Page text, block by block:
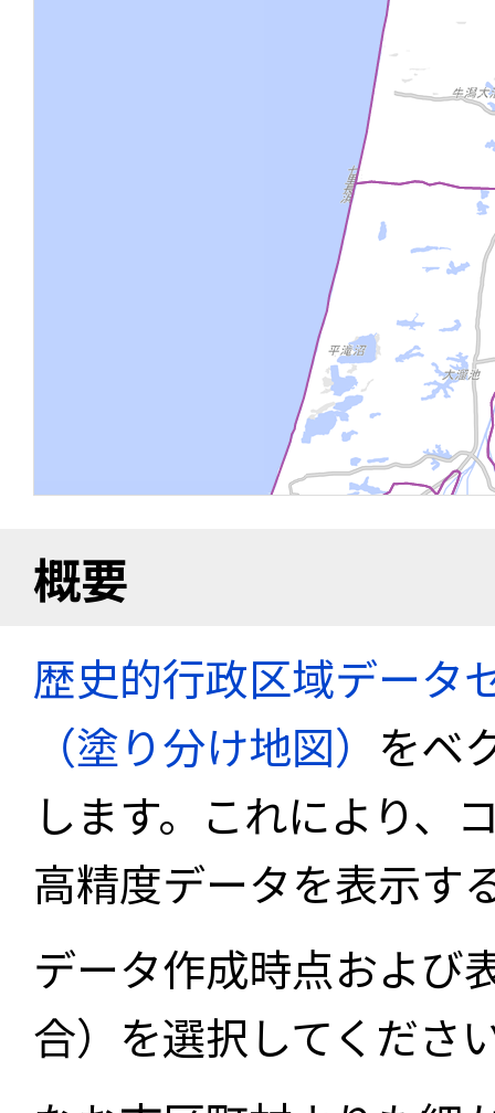
概要
歴史的行政区域データ
（塗り分け地図） をベ
します。これにより、
高精度データを表示す
データ作成時点および
合）を選択してくださ